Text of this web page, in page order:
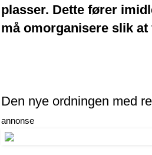
plasser. Dette fører
må omorganisere slik
Den nye ordningen med
annonse